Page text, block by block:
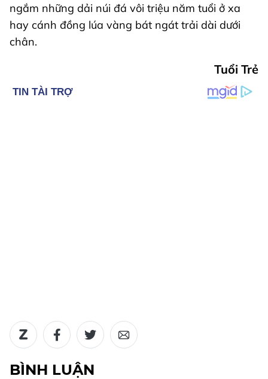
ngắm những dải núi đá vôi triệu năm tuổi ở xa
hay cánh đồng lúa vàng bát ngát trải dài dưới
chân.
Tuổi Trẻ
BÌNH LUẬN